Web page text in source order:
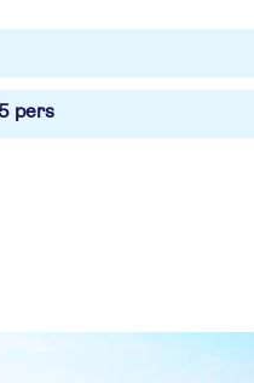
pers